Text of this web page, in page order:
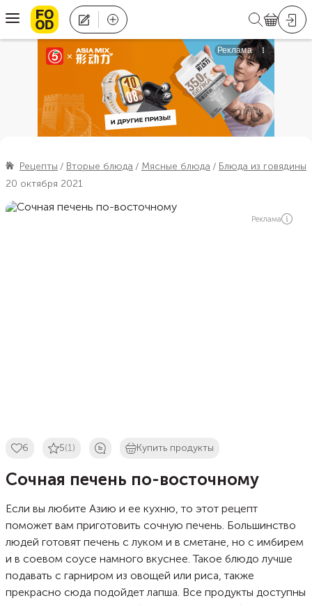
Рецепты Вторые блюда Мясные блюда
Блюда из говядины
20 октября 2021
Реклама
6 5(1) Купить продукты
Сочная печень по-восточному
Если вы любите Азию и ее кухню, то этот рецепт
поможет вам приготовить сочную печень. Большинство
людей готовят печень с луком и в сметане, но с имбирем
и в соевом соусе намного вкуснее. Такое блюдо лучше
подавать с гарниром из овощей или риса, также
прекрасно сюда подойдет лапша. Все продукты доступны